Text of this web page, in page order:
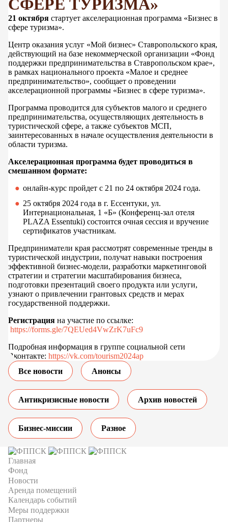
СФЕРЕ ТУРИЗМА»
21 октября стартует акселерационная программа «Бизнес в
сфере туризма».
Центр оказания услуг «Мой бизнес» Ставропольского края,
действующий на базе некоммерческой организации «Фонд
поддержки предпринимательства в Ставропольском крае»,
в рамках национального проекта «Малое и среднее
предпринимательство», сообщает о проведении
акселерационной программы «Бизнес в сфере туризма».
Программа проводится для субъектов малого и среднего
предпринимательства, осуществляющих деятельность в
туристической сфере, а также субъектов МСП,
заинтересованных в начале осуществления деятельности в
области туризма.
Акселерационная программа будет проводиться в
смешанном формате:
онлайн-курс пройдет с 21 по 24 октября 2024 года.
25 октября 2024 года в г. Ессентуки, ул.
Интернациональная, 1 «Б» (Конференц-зал отеля
PLAZA Essentuki) состоится очная сессия и вручение
сертификатов участникам.
Предприниматели края рассмотрят современные тренды в
туристической индустрии, получат навыки построения
эффективной бизнес-модели, разработки маркетинговой
стратегии и стратегии масштабирования бизнеса,
подготовки презентаций своего продукта или услуги,
узнают о привлечении грантовых средств и мерах
государственной поддержки.
Регистрация на участие по ссылке:
https://forms.gle/7QEUed4VwZrK7uFc9
Подробная информация в группе социальной сети
Вконтакте: https://vk.com/tourism2024ap
Все новости
Анонсы
Антикризисные новости Архив новостей
Бизнес-миссии Разное
Главная
Фонд
Новости
Аренда помещений
Календарь событий
Меры поддержки
Партнеры